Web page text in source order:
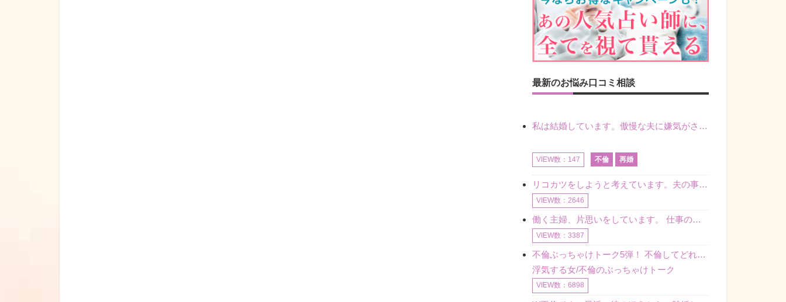
最新のお悩み口コミ相談
私は結婚しています。傲慢な夫に嫌気がさし離婚を考えていたときに、彼と出会いました。彼には恋人がいましたが、話をするうちに、夫とのことを相談するようにな
VIEW数：147 不倫 再婚
リコカツをしようと考えています。夫の事からの愛情を全く感じません。子供がいるので、子供が成長するまではと我慢しています。 まず、お金が必要だと考え、仕事の量も増やしました。ところが、夫は働かず、結局は
VIEW数：2646
働く主婦、片思いをしています。 仕事の相談をしていくうちに、彼のことを好きになりました。私には夫も子供もいます。不倫をしているわけでもなく、もちろん、この気持ちは誰にも話していません。 ラインをする関
VIEW数：3387
不倫ぶっちゃけトーク5弾！ 不倫してどれくらい？ 不倫のあれこれを、なんでもどうぞ♪♪
浮気する女/不倫のぶっちゃけトーク
VIEW数：6898